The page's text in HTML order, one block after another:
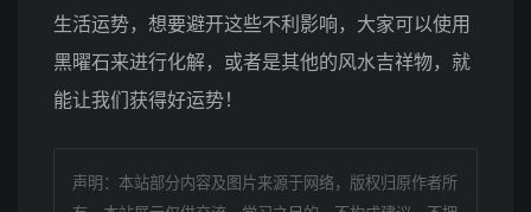
生活运势，想要避开这些不利影响，大家可以使用
黑曜石来进行化解，或者是其他的风水吉祥物，就
能让我们获得好运势！
声明：本站部分内容及图片来源于网络，版权归原作者所